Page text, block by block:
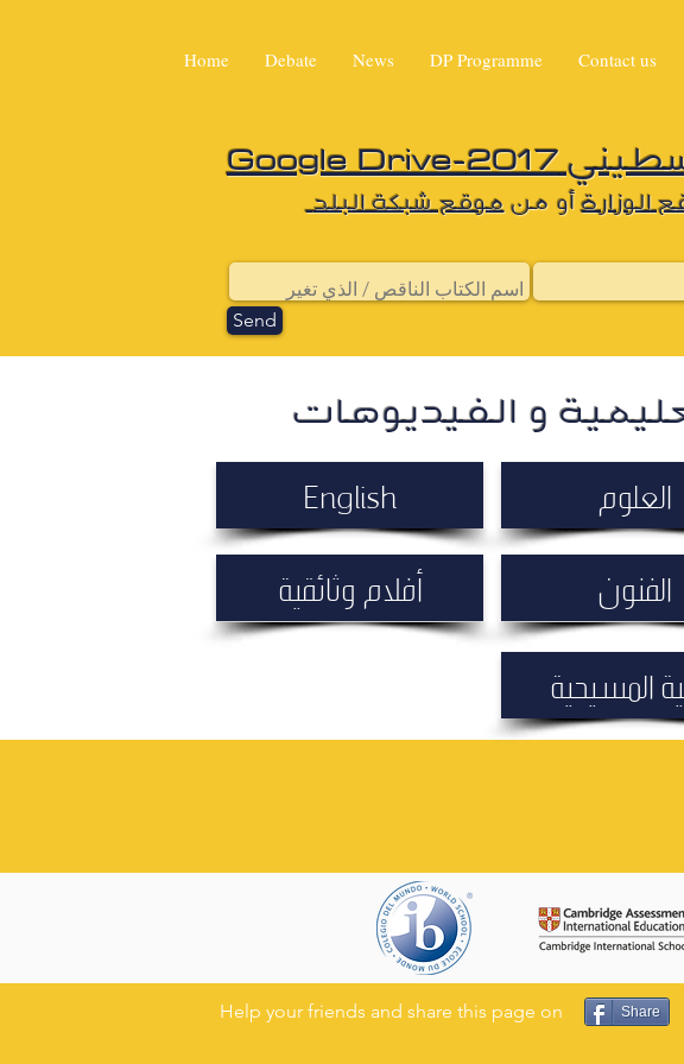
Home Debate News DP Programme Contact us
و الفيديوهات
English
العلوم
أفلام وثائقية
الفنون
المسيحية
Google Drive- 2017
الوزارةأو منموقع شبكة البلد
Send
Help your friends and share this page on Share